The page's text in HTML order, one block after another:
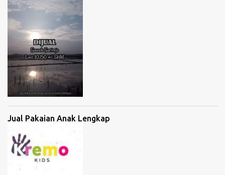
Jual Pakaian Anak Lengkap